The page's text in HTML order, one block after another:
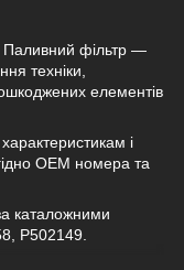
фільтр —
техніки,
елементів
і
OEM номера та
каталожними
P502149.